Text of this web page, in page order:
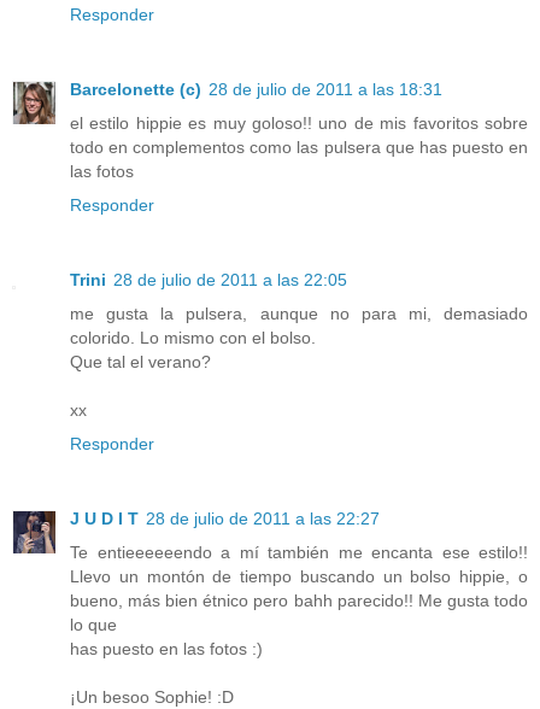
Responder
Barcelonette (c) 28 de julio de 2011 a las 18:31
el estilo hippie es muy goloso!! uno de mis favoritos sobre
todo en complementos como las pulsera que has puesto en
las fotos
Responder
Trini 28 de julio de 2011 a las 22:05
me gusta la pulsera, aunque no para mi, demasiado
colorido. Lo mismo con el bolso.
Que tal el verano?
xx
Responder
J U D I T 28 de julio de 2011 a las 22:27
Te entieeeeeendo a mí también me encanta ese estilo!!
Llevo un montón de tiempo buscando un bolso hippie, o
bueno, más bien étnico pero bahh parecido!! Me gusta todo
lo que
has puesto en las fotos :)
¡Un besoo Sophie! :D